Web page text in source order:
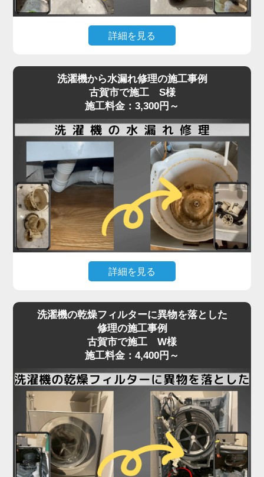
を含めた点検を行い、必要に応じて交換・調整を実
特に縦型・ドラム式で構造が異なるため、経験豊富
音や回転不良は初期段階での対応が肝心。
放置すればさらなる部品破損にもつながるため、気
になる症状があればお早めにご相談ください。
詳細を見る
った症状は、内部や排水口の詰まりが原因で発生す
ることがよくあります。
特に多いのが、洗濯槽の奥にある「脱水受けカバ
ー」に汚れが蓄積し、排水の流れを妨げているケー
スです。
このカバーにはホコリや髪の毛、洗剤カスが溜まり
やすく、目詰まりすると排水エラーや脱水不良を引
き起こします。
また、排水ホースやトラップ内にも異物が詰まって
いることが多く、こうしたトラブルは分解しないと
確認・清掃ができません。
「家電の達人」では、洗濯機の脱水受けカバーや排
水口周辺の分解清掃を行い、排水経路をスムーズに
詰まりがひどい場合は、床下の排水管の点検・洗浄
にも対応可能。市販洗剤では解決できない深部の汚
れも、プロの技術でしっかり取り除きます。
排水の流れが悪い、エラーが頻発するなどの症状が
あれば、お早めにご相談ください。
洗濯機から水漏れ修理の施工事例
古賀市で施工 S様
施工料金：3,300円～
詳細を見る
どの「水漏れ」は、放置すると床材の腐食や階下へ
の漏水被害にもつながる深刻なトラブルです。
原因はさまざまで、排水ホースの破損や接続不良、
洗濯槽内部のひび割れやゴムパッキンの劣化、さら
には排水弁や給水バルブの不具合など、目視では特
定しづらいケースが多くあります。
特に、ホースや継ぎ目部分の劣化は経年劣化による
もので、設置から5〜10年が経過した機種ではよく
見られる症状です。
洗濯機の乾燥フィルターに異物を落とした
修理の施工事例
古賀市で施工 W様
施工料金：4,400円～